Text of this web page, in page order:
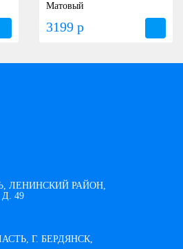
Матовый
3199 р
ЛЕНИНСКИЙ РАЙОН,
49
Г. БЕРДЯНСК,